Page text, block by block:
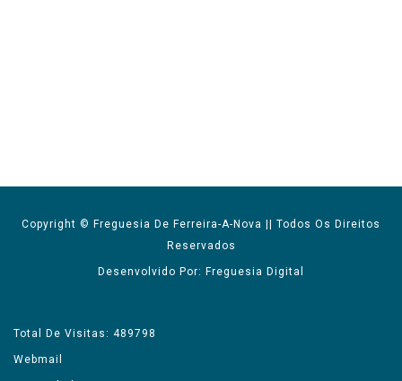
Copyright © Freguesia De Ferreira-A-Nova || Todos Os Direitos
Reservados
Desenvolvido Por: Freguesia Digital
Total De Visitas: 489798
Webmail